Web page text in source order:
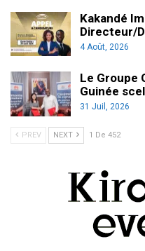
Kakandé
Directeur/
4 Août, 2026
Le Groupe
Guinée
31 Juil, 2026
PREV NEXT 1 De 452